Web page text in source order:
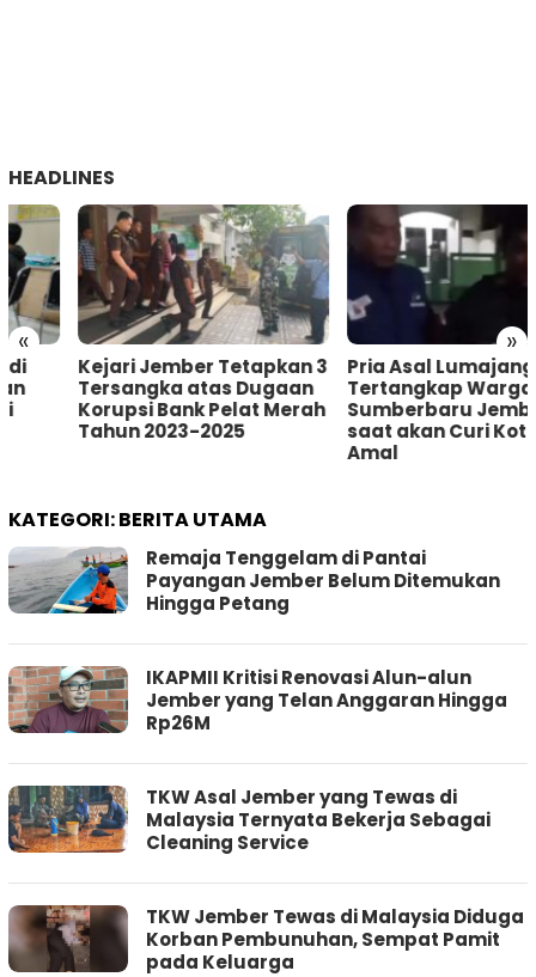
HEADLINES
« »
Kejari Jember Tetapkan 3
Tersangka atas Dugaan
Korupsi Bank Pelat Merah
Tahun 2023-2025
Pria Asal Lumajang
Tertangkap Warga
Sumberbaru Jember
saat akan Curi Kotak
KATEGORI:BERITA UTAMA
Remaja Tenggelam di Pantai
Payangan Jember Belum Ditemukan
Hingga Petang
IKAPMII Kritisi Renovasi Alun-alun
Jember yang Telan Anggaran Hingga
Rp26M
TKW Asal Jember yang Tewas di
Malaysia Ternyata Bekerja Sebagai
Cleaning Service
TKW Jember Tewas di Malaysia Diduga
Korban Pembunuhan, Sempat Pamit
pada Keluarga